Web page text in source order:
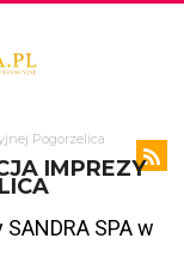
Pogorzelica
IMPREZY
SPA w